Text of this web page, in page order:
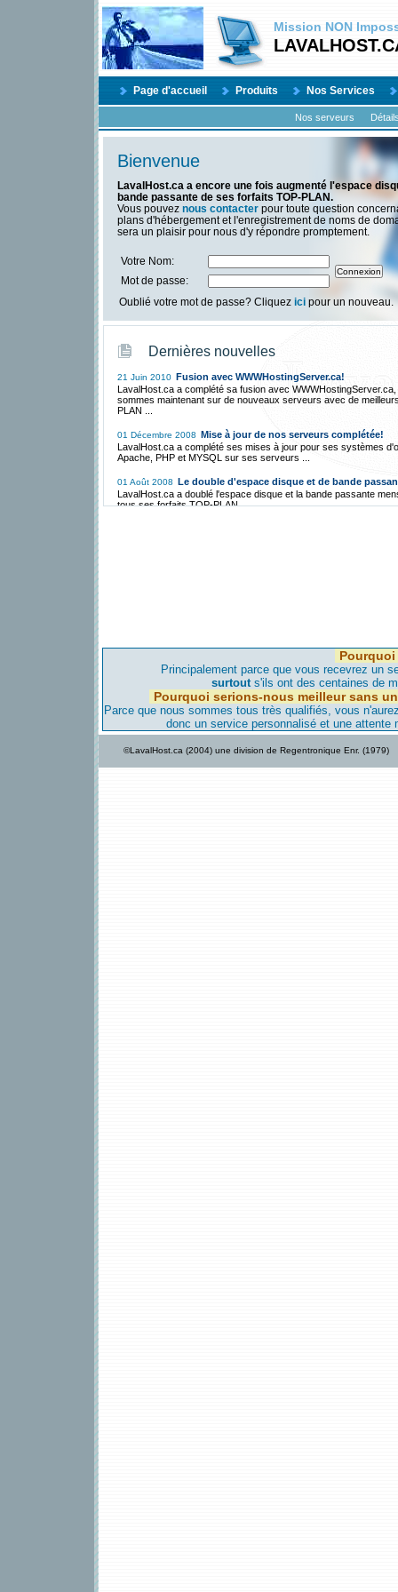
Mission NON
Page d'accueil Produits Nos Services
Nos serveurs
Bienvenue
LavalHost.ca a encore une fois augmenté l'espace
bande passante de ses forfaits TOP-PLAN.
Vous pouvez nous contacter pour toute question
plans d'hébergement et l'enregistrement de noms de
sera un plaisir pour nous d'y répondre promptement.
Votre Nom:
Mot de passe:
Oublié votre mot de passe? Cliquez ici pour un nouveau.
Dernières nouvelles
21 Juin 2010 Fusion avec WWWHostingServer.ca!
LavalHost.ca a complété sa fusion avec
sommes maintenant sur de nouveaux serveurs avec de
PLAN ...
01 Décembre 2008 Mise à jour de nos serveurs complétée!
LavalHost.ca a complété ses mises à jour pour ses systèmes
Apache, PHP et MYSQL sur ses serveurs ...
01 Août 2008 Le double d'espace disque et de bande
LavalHost.ca a doublé l'espace disque et la bande passante
tous ses forfaits TOP-PLAN ...
LavalHost.ca est déjà transféré vers notre serveur de Montréal,
aviserons nos clients avant de faire migrer leur site dans les
08 Avril 2007 Nouveau serveur maintenant à Montréal!
Pour améliorer, encore plus, notre qualité d'hébergement et
vitesse d'accès encore plus élevée nous avons un nouveau
Montréal...
support!
Principalement parce que vous recevrez un
surtouts'ils ont des centaines de
Pourquoi serions-nous meilleur sans
Parce que nous sommes tous très qualifiés, vous
donc un service personnalisé et une attente
©LavalHost.ca (2004) une division de Regentronique Enr. (1979)